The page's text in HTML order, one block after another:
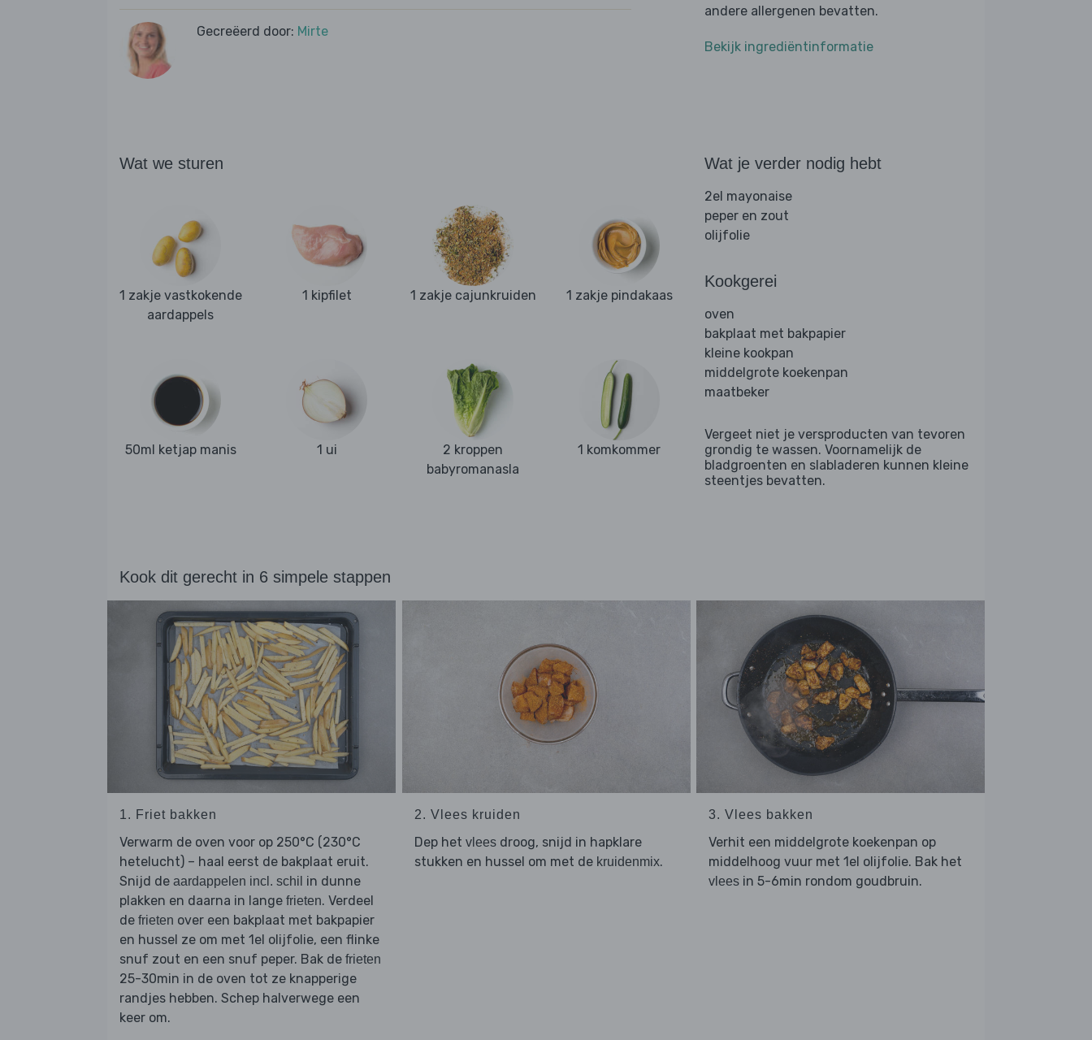
Gecreëerd door: Mirte
andere allergenen bevatten.
Bekijk ingrediëntinformatie
Wat we sturen
1 zakje vastkokende
aardappels
1 kipfilet 1 zakje cajunkruiden 1 zakje pindakaas
50ml ketjap manis 1 ui
2 kroppen
babyromanasla
1 komkommer
Wat je verder nodig hebt
2el mayonaise
peper en zout
olijfolie
Kookgerei
oven
bakplaat met bakpapier
kleine kookpan
middelgrote koekenpan
maatbeker
Vergeet niet je versproducten van tevoren
grondig te wassen. Voornamelijk de
bladgroenten en slabladeren kunnen kleine
steentjes bevatten.
Kook dit gerecht in 6 simpele stappen
1. Friet bakken
Verwarm de oven voor op 250°C (230°C
hetelucht) – haal eerst de bakplaat eruit.
Snijd de aardappelen incl. schil in dunne
plakken en daarna in lange frieten. Verdeel
de frieten over een bakplaat met bakpapier
en hussel ze om met 1el olijfolie, een flinke
snuf zout en een snuf peper. Bak de frieten
25-30min in de oven tot ze knapperige
randjes hebben. Schep halverwege een
keer om.
2. Vlees kruiden
Dep het vleesdroog, snijd in hapklare
stukken en hussel om met de kruidenmix.
3. Vlees bakken
Verhit een middelgrote koekenpan op
middelhoog vuur met 1el olijfolie. Bak het
vlees in 5-6min rondom goudbruin.